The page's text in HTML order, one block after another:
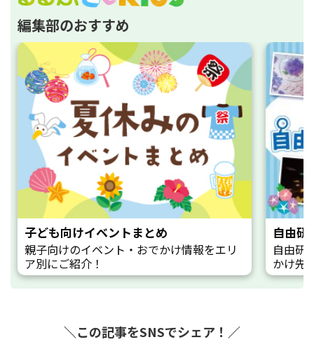
編集部のおすすめ
子ども向けイベントまとめ
親子向けのイベント・おでかけ情報をエリ
ア別にご紹介！
自由研
自由研
かけ先
＼この記事をSNSでシェア！／